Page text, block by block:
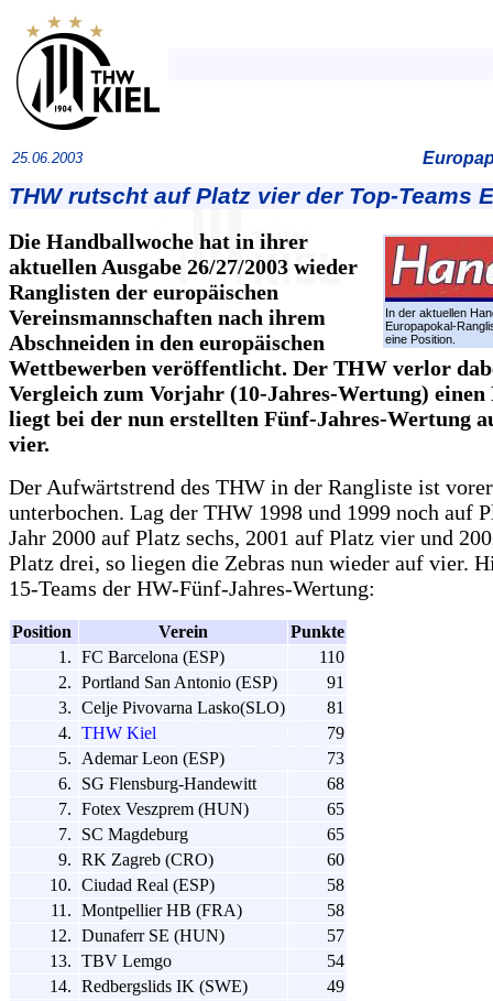
25.06.2003
THW rutscht auf Platz vier der Top-Teams
In der aktuellen
Europapokal-
eine Position.
Die Handballwoche hat in ihrer
aktuellen Ausgabe 26/27/2003 wieder
Ranglisten der europäischen
Vereinsmannschaften nach ihrem
Abschneiden in den europäischen
Wettbewerben veröffentlicht. Der THW verlor
Vergleich zum Vorjahr (10-Jahres-Wertung) einen
liegt bei der nun erstellten Fünf-Jahres-Wertung
vier.
Der Aufwärtstrend des THW in der Rangliste ist
unterbochen. Lag der THW 1998 und 1999 noch auf
Jahr 2000 auf Platz sechs, 2001 auf Platz vier und
Platz drei, so liegen die Zebras nun wieder auf vier.
15-Teams der HW-Fünf-Jahres-Wertung:
Position Verein
Punkte
1. FC Barcelona (ESP)
110
2. Portland San Antonio (ESP)
91
3. Celje Pivovarna Lasko(SLO)
81
4. THW Kiel
79
5.
Ademar Leon (ESP)
73
6.
SG Flensburg-Handewitt
68
7. Fotex Veszprem (HUN)
65
7.
SC Magdeburg
65
9. RK Zagreb (CRO)
60
10. Ciudad Real (ESP)
58
11. Montpellier HB (FRA)
58
12. Dunaferr SE (HUN)
57
13. TBV Lemgo
54
14. Redbergslids IK (SWE)
49